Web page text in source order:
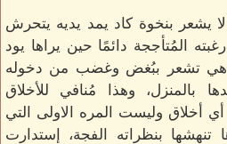
يشعر بنخوة كاد يمد يديه يتحرش
المُتأججة دائمًا حين يراها يود
هي تشعر ببُغض وغضب من دخوله
بالمنزل، وهذا مُنافي للأخلاق
أخلاق وليست المره الاولى التي
بنظراته الفجة، إستدارت